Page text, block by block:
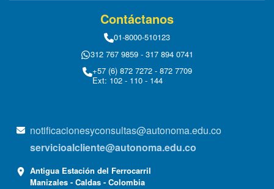
Contáctanos
01-8000-510123
312 767 9859 - 317 894 0741
+57 (6) 872 7272 - 872 7709
Ext: 102 - 110 - 144
notificacionesyconsultas@autonoma.edu.co
servicioalcliente@autonoma.edu.co
Antigua Estación del Ferrocarril
Manizales - Caldas - Colombia